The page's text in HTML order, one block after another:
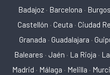
Badajoz · Barcelona · Burgos
Castellón · Ceuta · Ciudad
Granada · Guadalajara ·
Baleares · Jaén · La Rioja ·
Madrid · Málaga · Melilla ·